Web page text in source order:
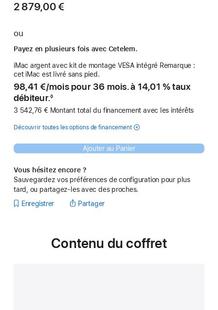
2 879,00 €
ou
Payez en plusieurs fois avec Cetelem.
iMac argent avec kit de montage VESA intégré Remarque :
cet iMac est livré sans pied.
98,41 €/par
mois pour 36 mois. à 14,01 % taux
débiteur.
de
page
◊
3 542,76 € Montant total du financement avec les intérêts
Découvrir toutes les options de financement
Ajouter au Panier
Vous hésitez encore ?
Sauvegardez vos préférences de configuration pour plus
tard, ou partagez-les avec des proches.
Enregistrer
Partager
Contenu du coffret